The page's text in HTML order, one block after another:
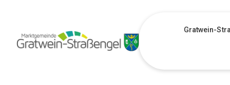
Gratwein-